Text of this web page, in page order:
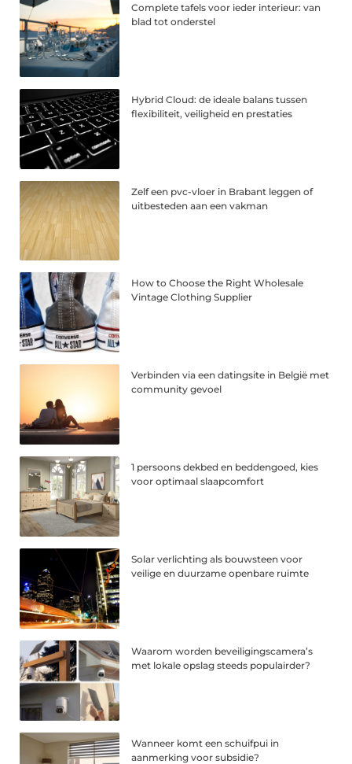
Complete tafels voor ieder interieur: van
blad tot onderstel
Hybrid Cloud: de ideale balans tussen
flexibiliteit, veiligheid en prestaties
Zelf een pvc-vloer in Brabant leggen of
uitbesteden aan een vakman
How to Choose the Right Wholesale
Vintage Clothing Supplier
Verbinden via een datingsite in België met
community gevoel
1 persoons dekbed en beddengoed, kies
voor optimaal slaapcomfort
Solar verlichting als bouwsteen voor
veilige en duurzame openbare ruimte
Waarom worden beveiligingscamera’s
met lokale opslag steeds populairder?
Wanneer komt een schuifpui in
aanmerking voor subsidie?